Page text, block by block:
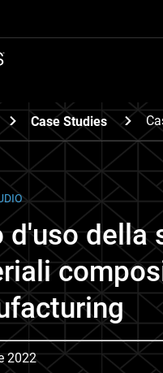
Case Studies
d'uso della
2022